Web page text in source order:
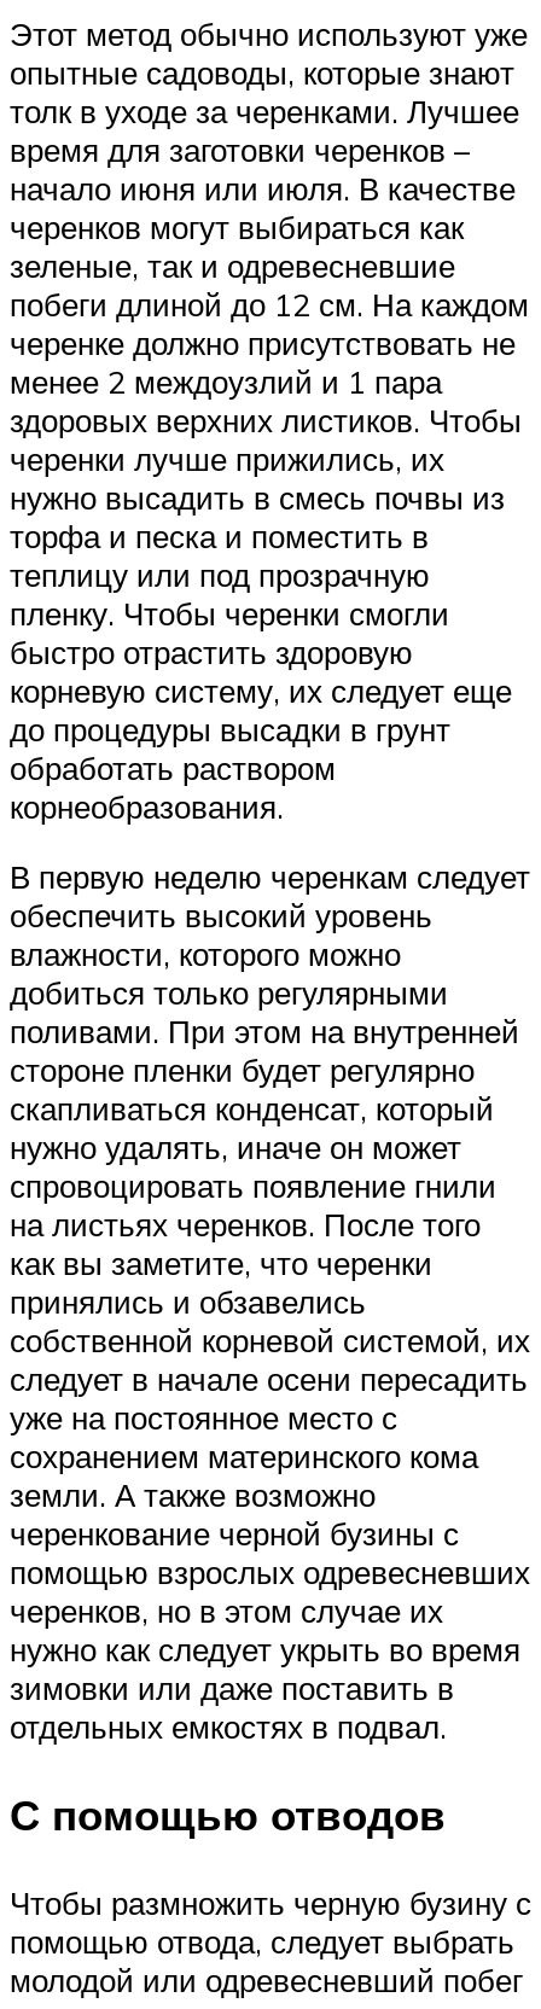
Этот метод обычно используют уже
опытные садоводы, которые знают
толк в уходе за черенками. Лучшее
время для заготовки черенков –
начало июня или июля. В качестве
черенков могут выбираться как
зеленые, так и одревесневшие
побеги длиной до 12 см. На каждом
черенке должно присутствовать не
менее 2 междоузлий и 1 пара
здоровых верхних листиков. Чтобы
черенки лучше прижились, их
нужно высадить в смесь почвы из
торфа и песка и поместить в
теплицу или под прозрачную
пленку. Чтобы черенки смогли
быстро отрастить здоровую
корневую систему, их следует еще
до процедуры высадки в грунт
обработать раствором
корнеобразования.
В первую неделю черенкам следует
обеспечить высокий уровень
влажности, которого можно
добиться только регулярными
поливами. При этом на внутренней
стороне пленки будет регулярно
скапливаться конденсат, который
нужно удалять, иначе он может
спровоцировать появление гнили
на листьях черенков. После того
как вы заметите, что черенки
принялись и обзавелись
собственной корневой системой, их
следует в начале осени пересадить
уже на постоянное место с
сохранением материнского кома
земли. А также возможно
черенкование черной бузины с
помощью взрослых одревесневших
черенков, но в этом случае их
нужно как следует укрыть во время
зимовки или даже поставить в
отдельных емкостях в подвал.
С помощью отводов
Чтобы размножить черную бузину с
помощью отвода, следует выбрать
молодой или одревесневший побег